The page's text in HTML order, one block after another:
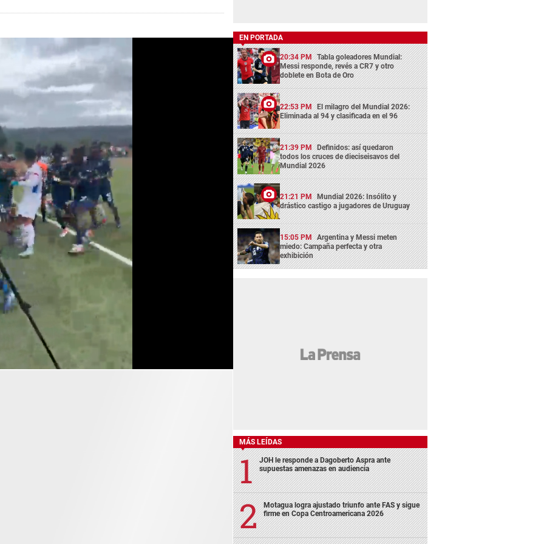
EN PORTADA
20:34 PM Tabla goleadores Mundial:
Messi responde, revés a CR7 y otro
doblete en Bota de Oro
22:53 PM El milagro del Mundial 2026:
Eliminada al 94 y clasificada en el 96
21:39 PM Definidos: así quedaron
todos los cruces de dieciseisavos del
Mundial 2026
21:21 PM Mundial 2026: Insólito y
drástico castigo a jugadores de Uruguay
15:05 PM Argentina y Messi meten
miedo: Campaña perfecta y otra
exhibición
MÁS LEÍDAS
JOH le responde a Dagoberto Aspra ante
supuestas amenazas en audiencia
Motagua logra ajustado triunfo ante FAS y sigue
firme en Copa Centroamericana 2026